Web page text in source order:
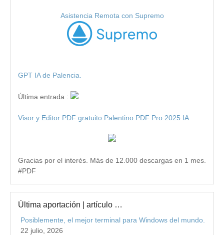
Asistencia Remota con Supremo
GPT IA de Palencia.
Última entrada :
Visor y Editor PDF gratuito Palentino PDF Pro 2025 IA
Gracias por el interés. Más de 12.000 descargas en 1 mes.
#PDF
Última aportación | artículo …
Posiblemente, el mejor terminal para Windows del mundo.
22 julio, 2026